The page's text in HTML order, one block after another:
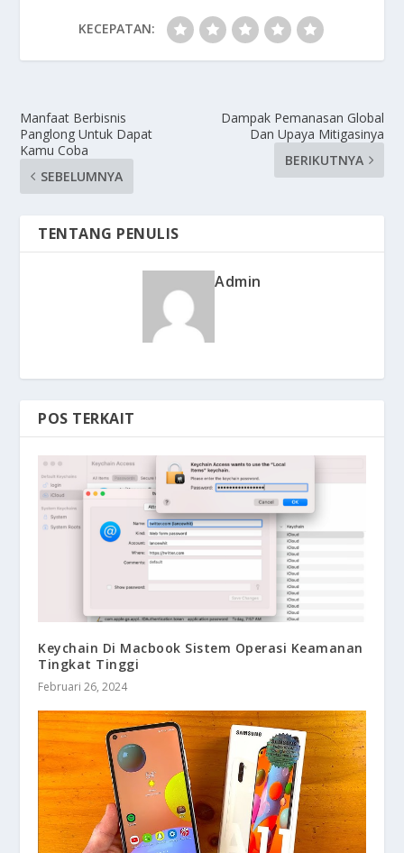
KECEPATAN:
Manfaat Berbisnis
Panglong Untuk Dapat
Kamu Coba
SEBELUMNYA
Dampak Pemanasan Global
Dan Upaya Mitigasinya
BERIKUTNYA
TENTANG PENULIS
Admin
POS TERKAIT
Keychain Di Macbook Sistem Operasi Keamanan
Tingkat Tinggi
Februari 26, 2024